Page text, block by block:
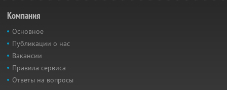
Компания
Основное
Публикации о нас
Вакансии
Правила сервиса
Ответы на вопросы